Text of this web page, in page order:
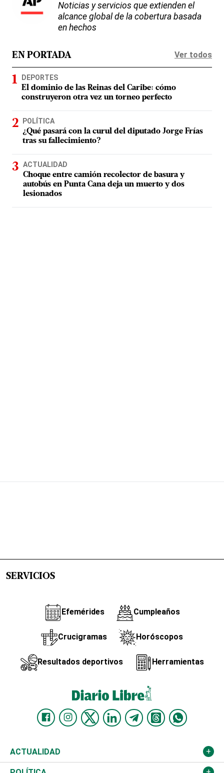
Noticias y servicios que extienden el
alcance global de la cobertura basada
en hechos
EN PORTADA Ver todos
DEPORTES
El dominio de las Reinas del Caribe: cómo
construyeron otra vez un torneo perfecto
POLÍTICA
¿Qué pasará con la curul del diputado Jorge Frías
tras su fallecimiento?
ACTUALIDAD
Choque entre camión recolector de basura y
autobús en Punta Cana deja un muerto y dos
lesionados
SERVICIOS
Efemérides Cumpleaños
Crucigramas Horóscopos
Resultados deportivos Herramientas
ACTUALIDAD